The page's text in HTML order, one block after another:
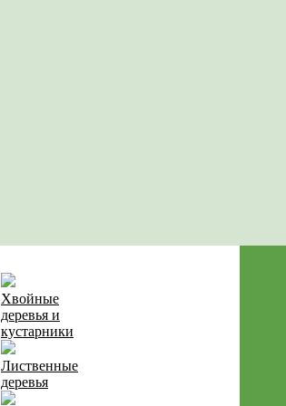
Хвойные
деревья и
кустарники
Лиственные
деревья